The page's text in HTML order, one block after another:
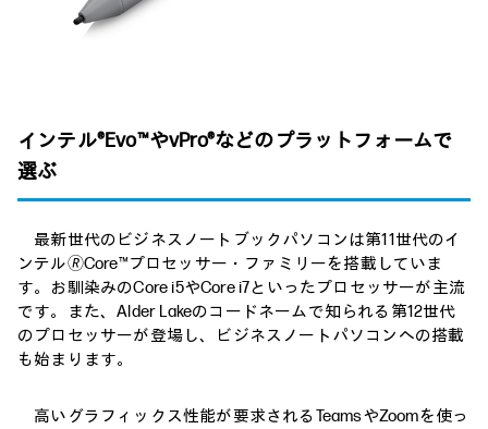
インテル®Evo™やvPro®などのプラットフォームで
選ぶ
最新世代のビジネスノートブックパソコンは第11世代のイ
ンテル🄬Core™プロセッサー・ファミリーを搭載していま
す。お馴染みのCore i5やCore i7といったプロセッサーが主流
です。また、Alder Lakeのコードネームで知られる第12世代
のプロセッサーが登場し、ビジネスノートパソコンへの搭載
も始まります。
高いグラフィックス性能が要求されるTeamsやZoomを使っ